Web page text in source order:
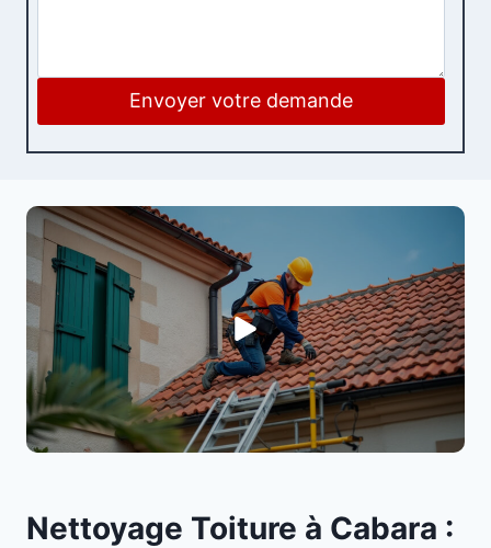
Envoyer votre demande
Nettoyage Toiture à Cabara :